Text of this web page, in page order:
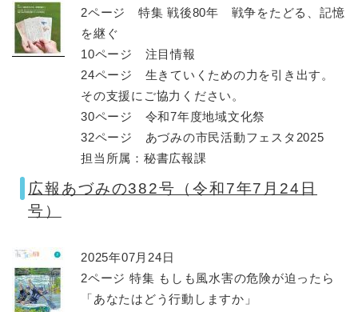
2ページ 特集 戦後80年 戦争をたどる、記憶
を継ぐ
10ページ 注目情報
24ページ 生きていくための力を引き出す。
その支援にご協力ください。
30ページ 令和7年度地域文化祭
32ページ あづみの市民活動フェスタ2025
担当所属：秘書広報課
広報あづみの382号（令和7年7月24日
号）
2025年07月24日
2ページ 特集 もしも風水害の危険が迫ったら
「あなたはどう行動しますか」